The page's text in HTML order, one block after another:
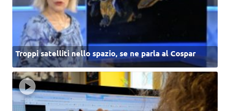
Troppi satelliti nello spazio, se ne parla al Cospar